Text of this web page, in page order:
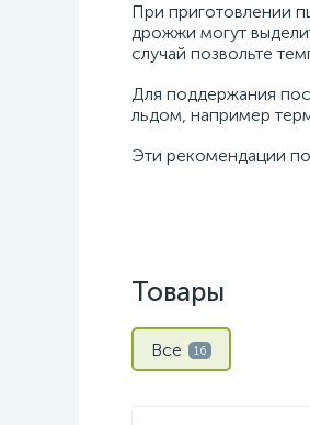
При приготовлении
дрожжи могут
случай позвольте
Для поддержания
льдом, например
Эти рекомендации
Товары
Все 16